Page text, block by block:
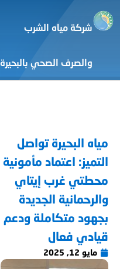
شركة مياه الشرب
والصرف الصحي بالبحيرة
مياه البحيرة تواصل
التميز: اعتماد مأمونية
محطتي غرب إيتاي
والرحمانية الجديدة
بجهود متكاملة ودعم
قيادي فعال
مايو 12, 2025